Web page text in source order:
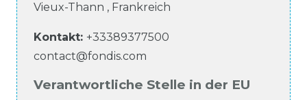
Vieux-Thann , Frankreich
Kontakt: +33389377500
contact@fondis.com
Verantwortliche Stelle in der EU